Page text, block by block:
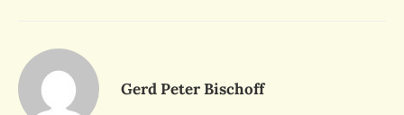
Gerd Peter Bischoff